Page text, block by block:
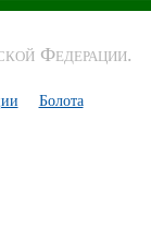
Федерации.
Болота